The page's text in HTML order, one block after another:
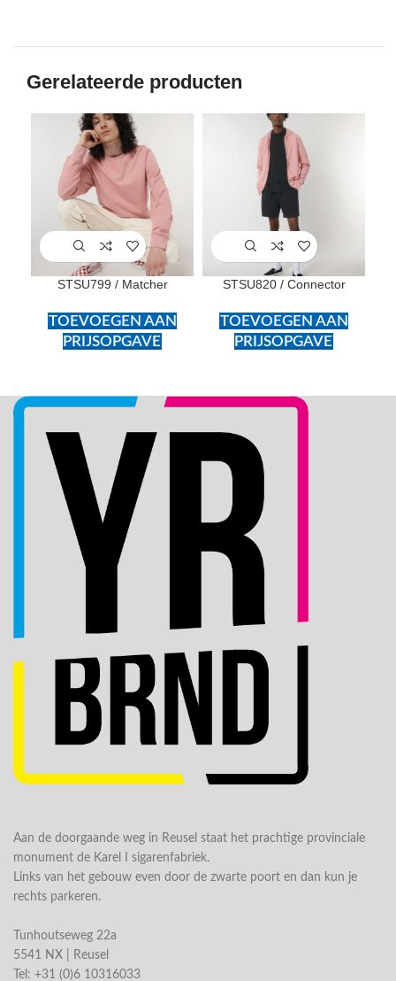
Gerelateerde producten
STSU799 / Matcher
TOEVOEGEN AAN
PRIJSOPGAVE
STSU820 / Connector
TOEVOEGEN AAN
PRIJSOPGAVE
Aan de doorgaande weg in Reusel staat het prachtige provinciale
monument de Karel I sigarenfabriek.
Links van het gebouw even door de zwarte poort en dan kun je
rechts parkeren.
Tunhoutseweg 22a
5541 NX | Reusel
Tel: +31 (0)6 10316033